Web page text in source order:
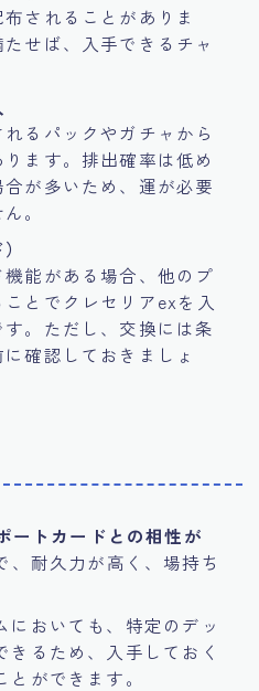
されることがありま
せば、入手できるチャ
るパックやガチャから
ます。排出確率は低め
が多いため、運が必要
。
能がある場合、他のプ
とでクレセリアexを入
。ただし、交換には条
確認しておきましょ
ートカードとの相性が
、耐久力が高く、場持ち
においても、特定のデッ
きるため、入手しておく
ができます。